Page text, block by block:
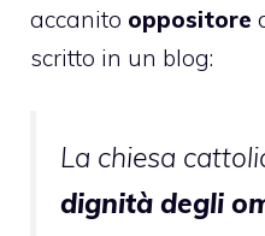
accanito oppositore
scritto in un blog:
La chiesa
dignità degli